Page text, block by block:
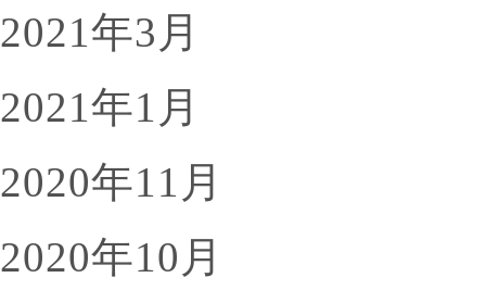
2021年3月
2021年1月
2020年11月
2020年10月